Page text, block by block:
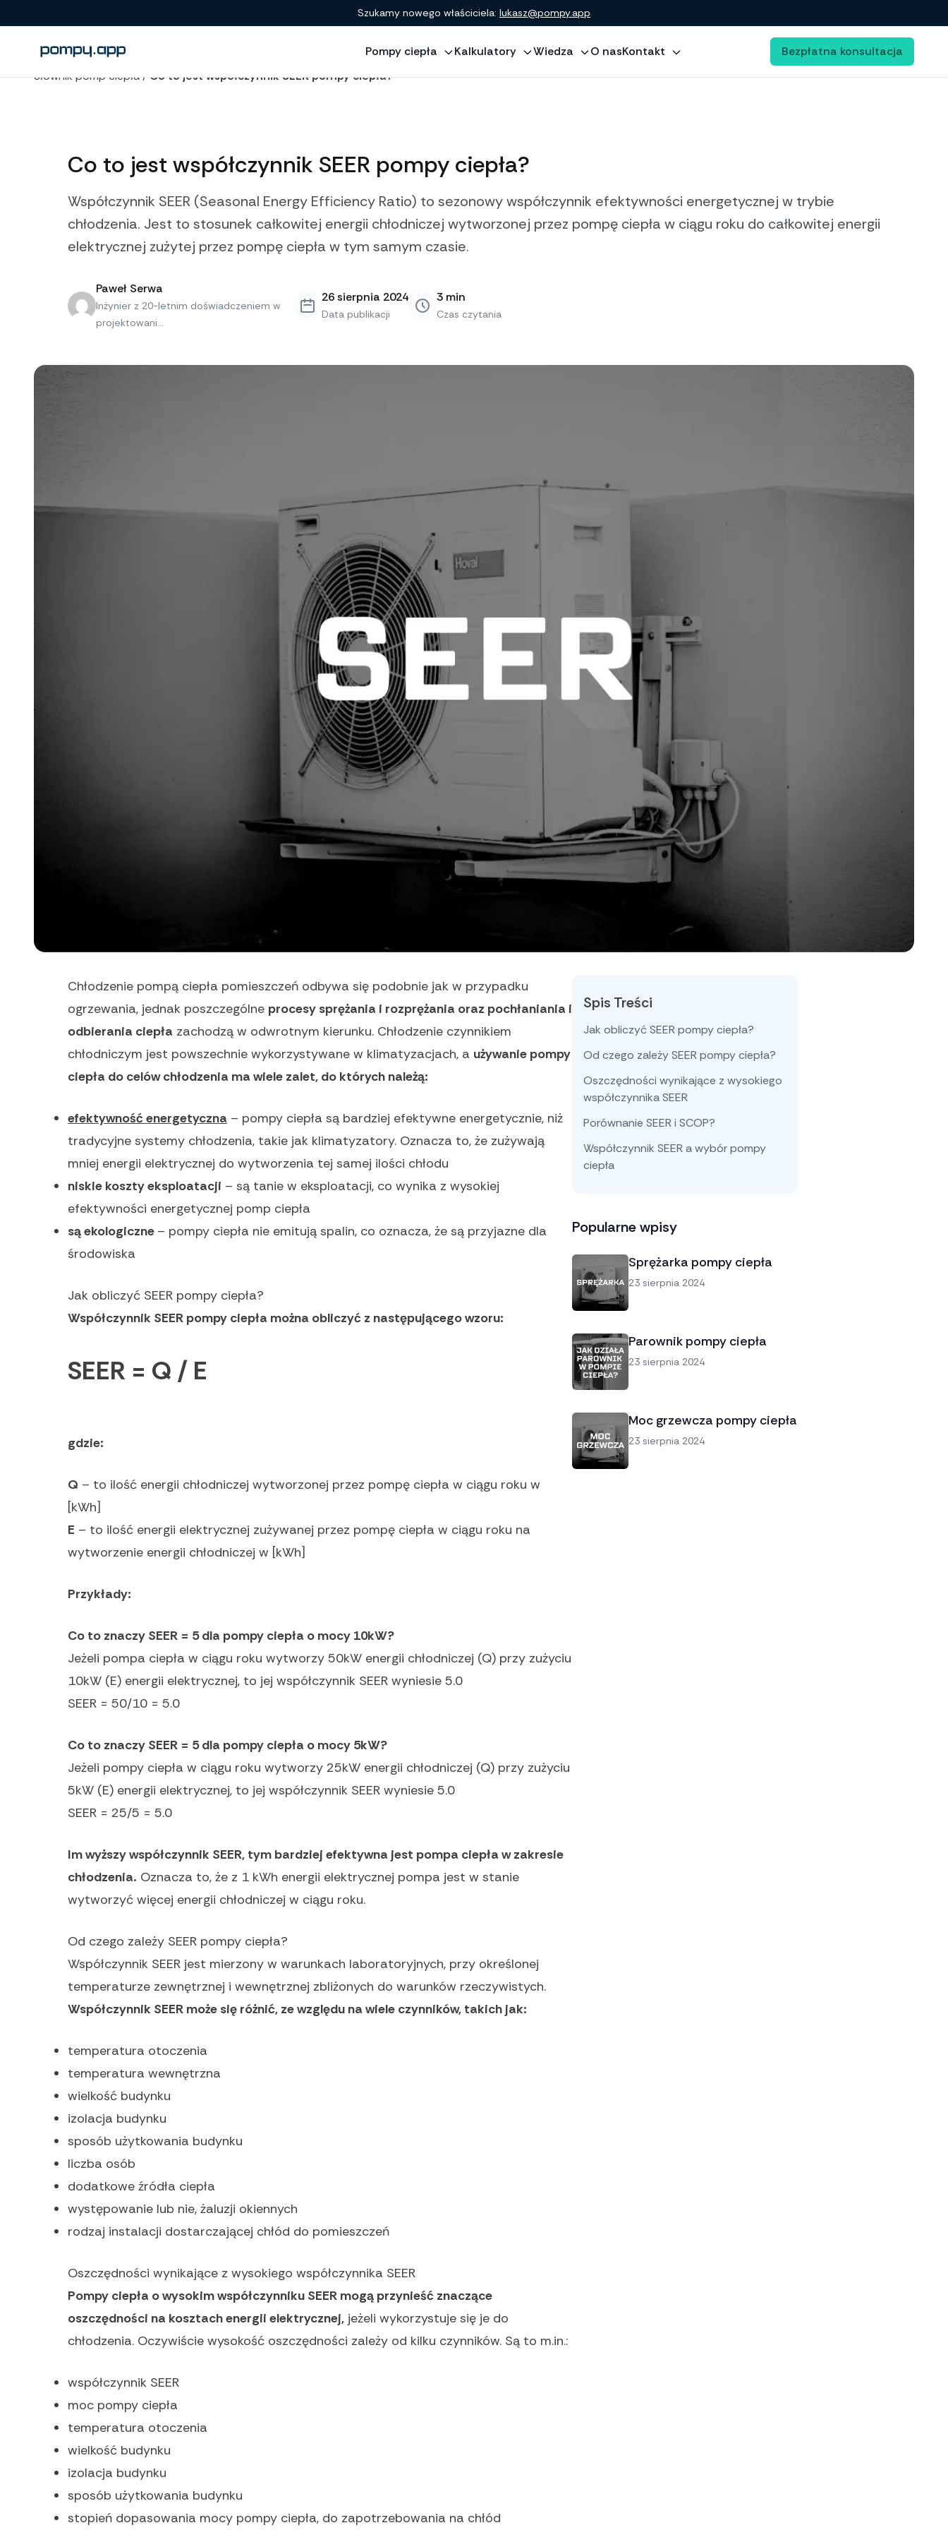
Szukamy nowego właściciela: lukasz@pompy.app
Pompy ciepła Kalkulatory Wiedza O nasKontakt
Bezpłatna konsultacja
Słownik pomp ciepła/Co to jest współczynnik SEER pompy ciepła?
Co to jest współczynnik SEER pompy ciepła?
Współczynnik SEER (Seasonal Energy Efficiency Ratio) to sezonowy współczynnik efektywności energetycznej w trybie
chłodzenia. Jest to stosunek całkowitej energii chłodniczej wytworzonej przez pompę ciepła w ciągu roku do całkowitej energii
elektrycznej zużytej przez pompę ciepła w tym samym czasie.
Paweł Serwa
Inżynier z 20-letnim doświadczeniem w
projektowani...
26 sierpnia 2024
Data publikacji
3 min
Czas czytania
Chłodzenie pompą ciepła pomieszczeń odbywa się podobnie jak w przypadku
ogrzewania, jednak poszczególne procesy sprężania i rozprężania oraz pochłaniania i
odbierania ciepła zachodzą w odwrotnym kierunku. Chłodzenie czynnikiem
chłodniczym jest powszechnie wykorzystywane w klimatyzacjach, a używanie pompy
ciepła do celów chłodzenia ma wiele zalet, do których należą:
efektywność energetyczna – pompy ciepła są bardziej efektywne energetycznie, niż
tradycyjne systemy chłodzenia, takie jak klimatyzatory. Oznacza to, że zużywają
mniej energii elektrycznej do wytworzenia tej samej ilości chłodu
niskie koszty eksploatacji – są tanie w eksploatacji, co wynika z wysokiej
efektywności energetycznej pomp ciepła
są ekologiczne – pompy ciepła nie emitują spalin, co oznacza, że są przyjazne dla
środowiska
Jak obliczyć SEER pompy ciepła?
Współczynnik SEER pompy ciepła można obliczyć z następującego wzoru:
SEER = Q / E
gdzie:
Q – to ilość energii chłodniczej wytworzonej przez pompę ciepła w ciągu roku w
[kWh]
E – to ilość energii elektrycznej zużywanej przez pompę ciepła w ciągu roku na
wytworzenie energii chłodniczej w [kWh]
Przykłady:
Co to znaczy SEER = 5 dla pompy ciepła o mocy 10kW?
Jeżeli pompa ciepła w ciągu roku wytworzy 50kW energii chłodniczej (Q) przy zużyciu
10kW (E) energii elektrycznej, to jej współczynnik SEER wyniesie 5.0
SEER = 50/10 = 5.0
Co to znaczy SEER = 5 dla pompy ciepła o mocy 5kW?
Jeżeli pompy ciepła w ciągu roku wytworzy 25kW energii chłodniczej (Q) przy zużyciu
5kW (E) energii elektrycznej, to jej współczynnik SEER wyniesie 5.0
SEER = 25/5 = 5.0
Im wyższy współczynnik SEER, tym bardziej efektywna jest pompa ciepła w zakresie
chłodzenia. Oznacza to, że z 1 kWh energii elektrycznej pompa jest w stanie
wytworzyć więcej energii chłodniczej w ciągu roku.
Od czego zależy SEER pompy ciepła?
Współczynnik SEER jest mierzony w warunkach laboratoryjnych, przy określonej
temperaturze zewnętrznej i wewnętrznej zbliżonych do warunków rzeczywistych.
Współczynnik SEER może się różnić, ze względu na wiele czynników, takich jak:
temperatura otoczenia
temperatura wewnętrzna
wielkość budynku
izolacja budynku
sposób użytkowania budynku
liczba osób
dodatkowe źródła ciepła
występowanie lub nie, żaluzji okiennych
rodzaj instalacji dostarczającej chłód do pomieszczeń
Oszczędności wynikające z wysokiego współczynnika SEER
Pompy ciepła o wysokim współczynniku SEER mogą przynieść znaczące
oszczędności na kosztach energii elektrycznej, jeżeli wykorzystuje się je do
chłodzenia. Oczywiście wysokość oszczędności zależy od kilku czynników. Są to m.in.:
współczynnik SEER
moc pompy ciepła
temperatura otoczenia
wielkość budynku
izolacja budynku
sposób użytkowania budynku
stopień dopasowania mocy pompy ciepła, do zapotrzebowania na chłód
Spis Treści
Jak obliczyć SEER pompy ciepła?
Od czego zależy SEER pompy ciepła?
Oszczędności wynikające z wysokiego
współczynnika SEER
Porównanie SEER i SCOP?
Współczynnik SEER a wybór pompy
ciepła
Popularne wpisy
Sprężarka pompy ciepła
23 sierpnia 2024
Parownik pompy ciepła
23 sierpnia 2024
Moc grzewcza pompy ciepła
23 sierpnia 2024